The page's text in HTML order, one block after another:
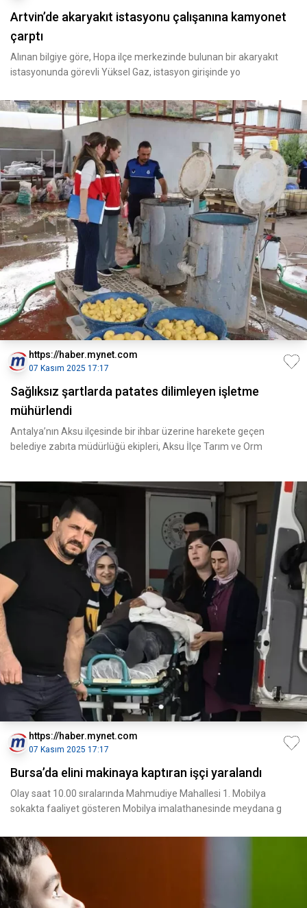
Artvin’de akaryakıt istasyonu çalışanına kamyonet
çarptı
Alınan bilgiye göre, Hopa ilçe merkezinde bulunan bir akaryakıt
istasyonunda görevli Yüksel Gaz, istasyon girişinde yo
https://haber.mynet.com
07 Kasım 2025 17:17
Sağlıksız şartlarda patates dilimleyen işletme
mühürlendi
Antalya’nın Aksu ilçesinde bir ihbar üzerine harekete geçen
belediye zabıta müdürlüğü ekipleri, Aksu İlçe Tarım ve Orm
https://haber.mynet.com
07 Kasım 2025 17:17
Bursa’da elini makinaya kaptıran işçi yaralandı
Olay saat 10.00 sıralarında Mahmudiye Mahallesi 1. Mobilya
sokakta faaliyet gösteren Mobilya imalathanesinde meydana g